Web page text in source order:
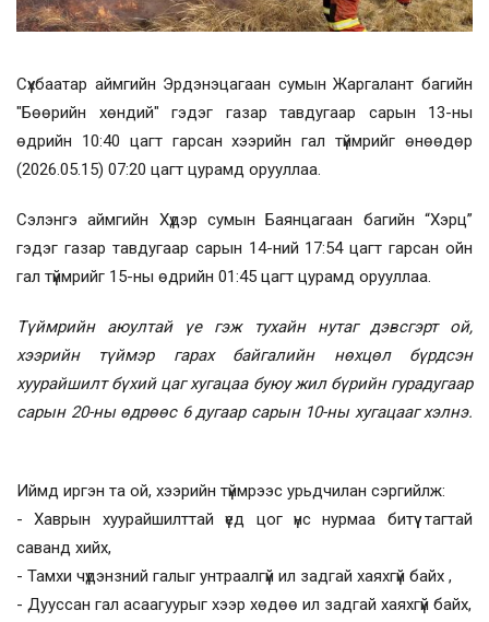
Сүхбаатар аймгийн Эрдэнэцагаан сумын Жаргалант багийн
"Бөөрийн хөндий" гэдэг газар тавдугаар сарын 13-ны
өдрийн 10:40 цагт гарсан хээрийн гал түймрийг өнөөдөр
(2026.05.15) 07:20 цагт цурамд орууллаа.
Сэлэнгэ аймгийн Хүдэр сумын Баянцагаан багийн “Хэрц”
гэдэг газар тавдугаар сарын 14-ний 17:54 цагт гарсан ойн
гал түймрийг 15-ны өдрийн 01:45 цагт цурамд орууллаа.
Түймрийн аюултай үе гэж тухайн нутаг дэвсгэрт ой,
хээрийн түймэр гарах байгалийн нөхцөл бүрдсэн
хуурайшилт бүхий цаг хугацаа буюу жил бүрийн гурадугаар
сарын 20-ны өдрөөс 6 дугаар сарын 10-ны хугацааг хэлнэ.
Иймд иргэн та ой, хээрийн түймрээс урьдчилан сэргийлж:
- Хаврын хуурайшилттай үед цог үнс нурмаа битүү тагтай
саванд хийх,
- Тамхи чүдэнзний галыг унтраалгүй ил задгай хаяхгүй байх ,
- Дууссан гал асаагуурыг хээр хөдөө ил задгай хаяхгүй байх,